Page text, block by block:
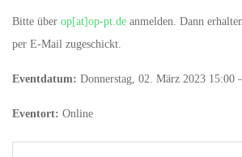
Bitte über op[at]op-pt.de anmelden. Dann
per E-Mail zugeschickt.
Eventdatum: Donnerstag, 02. März 2023 15:00
Eventort: Online